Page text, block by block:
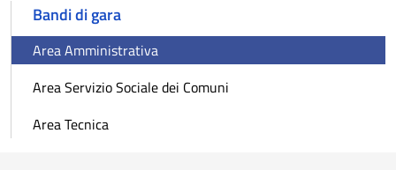
Bandi di gara
Area Amministrativa
Area Servizio Sociale dei Comuni
Area Tecnica